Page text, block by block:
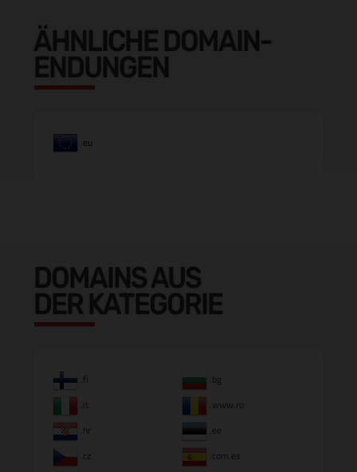
ÄHNLICHE DOMAIN-
ENDUNGEN
.eu
DOMAINS AUS
DER KATEGORIE
.fi
.bg
.it
.www.ro
.hr
.ee
.cz
.com.es